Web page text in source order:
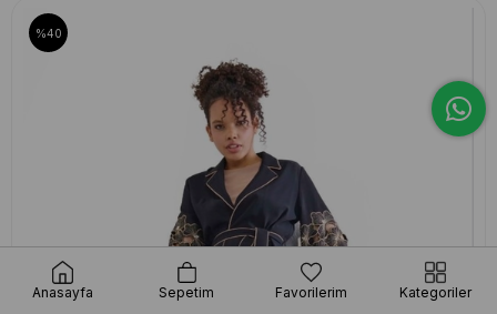
%40
Anasayfa Sepetim Favorilerim Kategoriler